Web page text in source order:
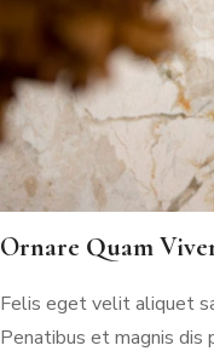
Ornare Quam
Felis eget velit aliquet
Penatibus et magnis dis